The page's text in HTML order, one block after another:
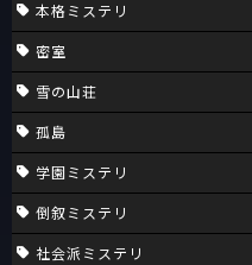
本格ミステリ
密室
雪の山荘
孤島
学園ミステリ
倒叙ミステリ
社会派ミステリ